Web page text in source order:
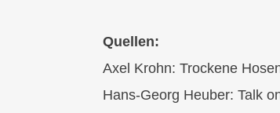
Quellen:
Axel Krohn: Trockene
Hans-Georg Heuber: Talk